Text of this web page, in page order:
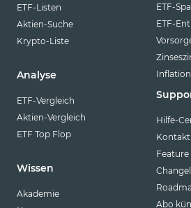
ETF-Listen
Aktien-Suche
Krypto-Liste
Analyse
ETF-Vergleich
Aktien-Vergleich
ETF Top Flop
Wissen
Akademie
ETF-
ETF-
Hilfe-
Kontakt
Feature
Abo